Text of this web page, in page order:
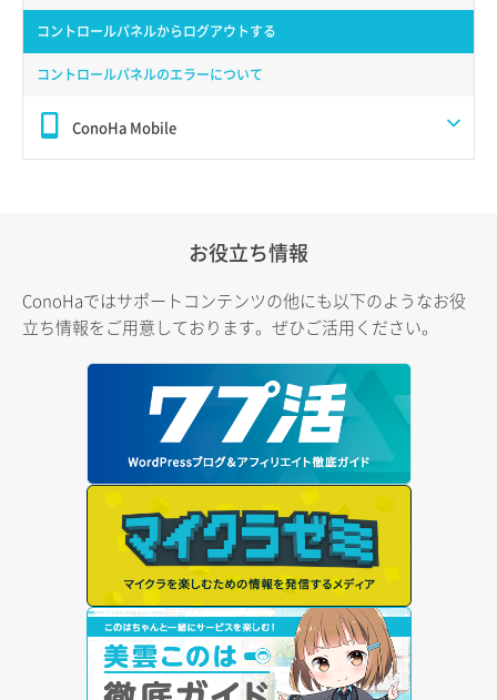
コントロールパネルからログアウトする
コントロールパネルのエラーについて
ConoHa Mobile
お役立ち情報
ConoHaではサポートコンテンツの他にも以下のようなお役
立ち情報をご用意しております。ぜひご活用ください。